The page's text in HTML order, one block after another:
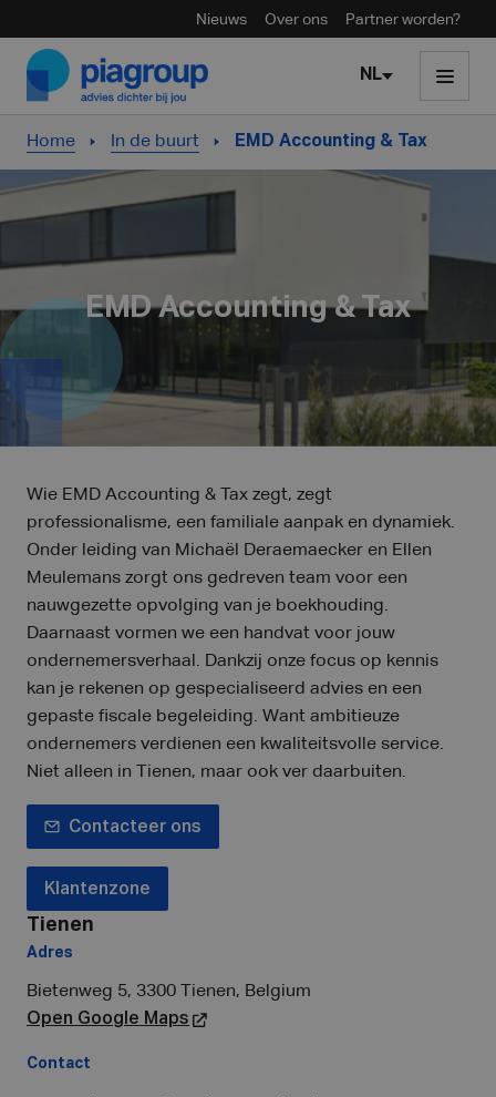
Nieuws Over ons Partner worden?
Skip to content
NL
Home In de buurt EMD Accounting & Tax
EMD Accounting & Tax
Wie EMD Accounting & Tax zegt, zegt
professionalisme, een familiale aanpak en dynamiek.
Onder leiding van Michaël Deraemaecker en Ellen
Meulemans zorgt ons gedreven team voor een
nauwgezette opvolging van je boekhouding.
Daarnaast vormen we een handvat voor jouw
ondernemersverhaal. Dankzij onze focus op kennis
kan je rekenen op gespecialiseerd advies en een
gepaste fiscale begeleiding. Want ambitieuze
ondernemers verdienen een kwaliteitsvolle service.
Niet alleen in Tienen, maar ook ver daarbuiten.
Contacteer ons
Klantenzone
Tienen
Adres
Bietenweg 5, 3300 Tienen, Belgium
Open Google Maps
Contact